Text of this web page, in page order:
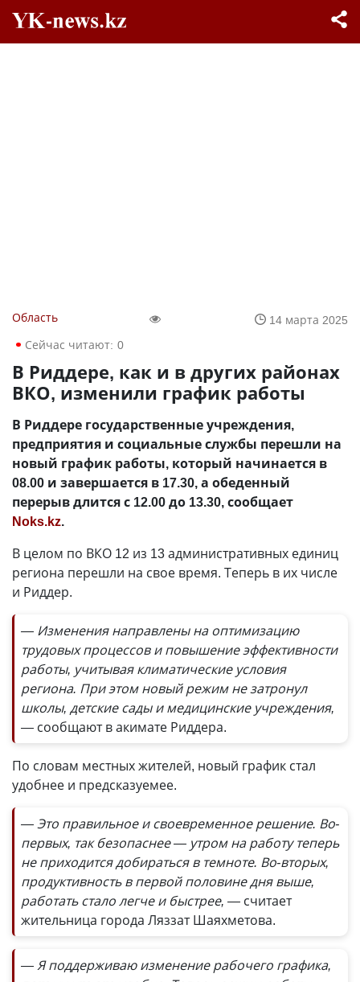
Область
14 марта 2025
Сейчас читают: 0
В Риддере, как и в других районах
ВКО, изменили график работы
В Риддере государственные учреждения,
предприятия и социальные службы перешли на
новый график работы, который начинается в
08.00 и завершается в 17.30, а обеденный
перерыв длится с 12.00 до 13.30, сообщает
Noks.kz.
В целом по ВКО 12 из 13 административных единиц
региона перешли на свое время. Теперь в их числе
и Риддер.
— Изменения направлены на оптимизацию
трудовых процессов и повышение эффективности
работы, учитывая климатические условия
региона. При этом новый режим не затронул
школы, детские сады и медицинские учреждения,
— сообщают в акимате Риддера.
По словам местных жителей, новый график стал
удобнее и предсказуемее.
— Это правильное и своевременное решение. Во-
первых, так безопаснее — утром на работу теперь
не приходится добираться в темноте. Во-вторых,
продуктивность в первой половине дня выше,
работать стало легче и быстрее, — считает
жительница города Ляззат Шаяхметова.
— Я поддерживаю изменение рабочего графика,